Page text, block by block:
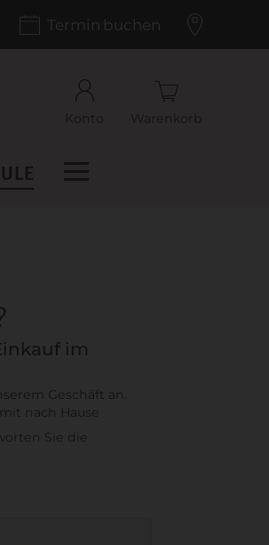
Termin buchen
Konto
Warenkorb
im
Geschäft an.
nach Hause
Sie die